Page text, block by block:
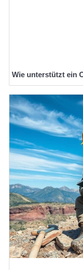
Wie unterstützt ein